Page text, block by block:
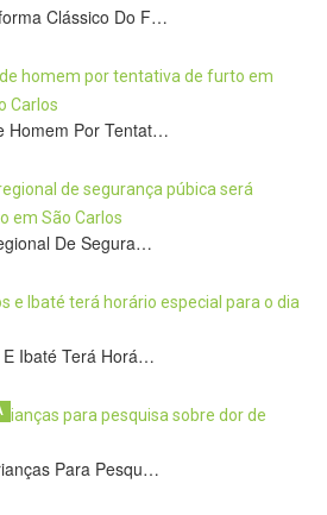
Clássico Do F…
Homem Por Tentat…
De Segura…
Ibaté Terá Horá…
Para Pesqu…